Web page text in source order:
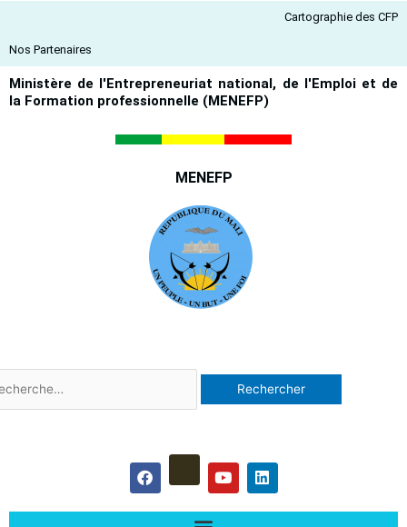
contenu
Cartographie des CFP
Nos Partenaires
Ministère de l'Entrepreneuriat national, de l'Emploi et de
la Formation professionnelle (MENEFP)
MENEFP
:
F
a
c
e
Y
o
u
t
L
i
n
k